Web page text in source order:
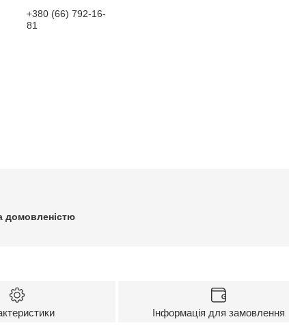
+380 (66) 792-16-
81
домовленістю
Інформація для замовлення